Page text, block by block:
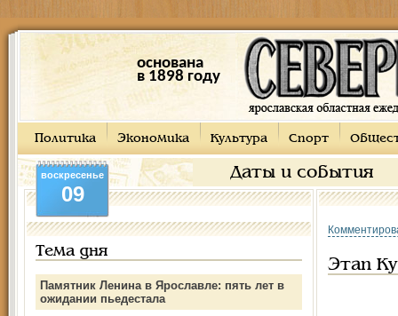
основана
в 1898 году
Политика Экономика Культура Спорт
Даты и события
воскресенье
09
Тема дня
Памятник Ленина в Ярославле: пять лет в
ожидании пьедестала
Этап